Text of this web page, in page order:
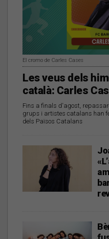
El cromo de Carles Cases
Les veus dels
català: Carles
Fins a finals d'agost,
grups i artistes catalans han
dels Països Catalans